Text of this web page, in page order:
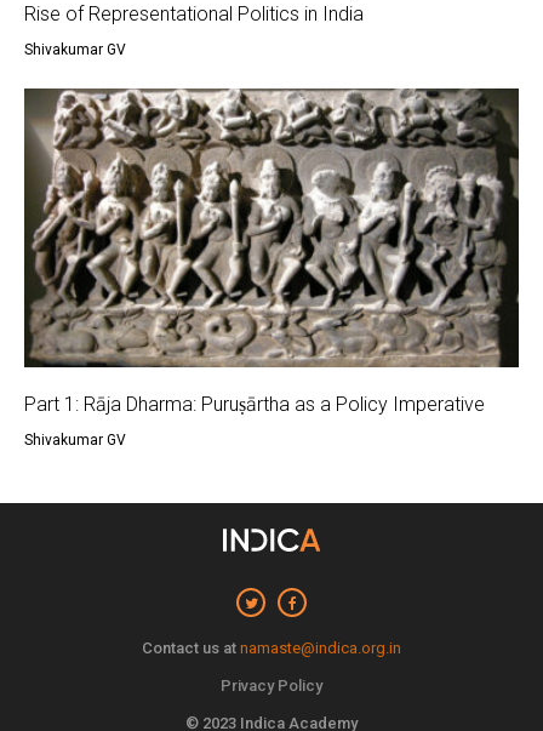
Rise of Representational Politics in India
Shivakumar GV
Part 1: Rāja Dharma: Puruṣārtha as a Policy Imperative
Shivakumar GV
Contact us at namaste@indica.org.in
Privacy Policy
© 2023 Indica Academy